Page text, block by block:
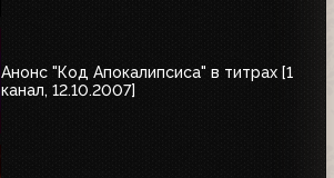
Анонс "Код Апокалипсиса" в титрах [1
канал, 12.10.2007]